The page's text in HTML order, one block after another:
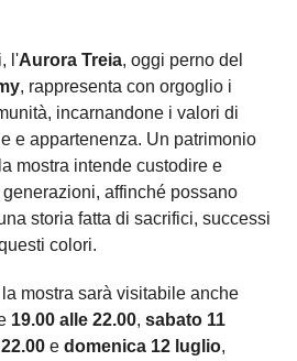
l'Aurora Treia, oggi perno del
, rappresenta con orgoglio i
incarnandone i valori di
e appartenenza. Un patrimonio
mostra intende custodire e
affinché possano
storia fatta di sacrifici, successi
colori.
mostra sarà visitabile anche
19.00 alle 22.00, sabato 11
e domenica 12 luglio,